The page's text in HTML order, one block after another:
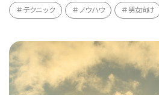
テクニック ノウハウ 男女向け